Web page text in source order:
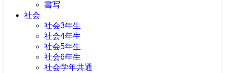
書写
社会
社会3年生
社会4年生
社会5年生
社会6年生
社会学年共通